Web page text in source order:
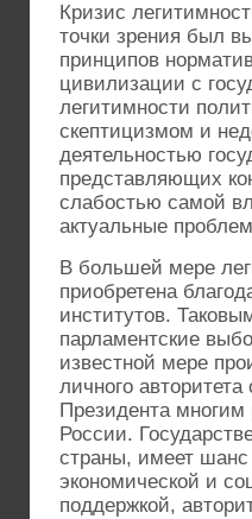
Кризис
точки зрения был
принципов
цивилизации с
легитимности
скептицизмом и
деятельностью
представляющих
слабостью самой
актуальные
В большей мере
приобретена
институтов.
парламентские
известной мере
личного
Президента
России.
страны, имеет
экономической и
поддержкой,